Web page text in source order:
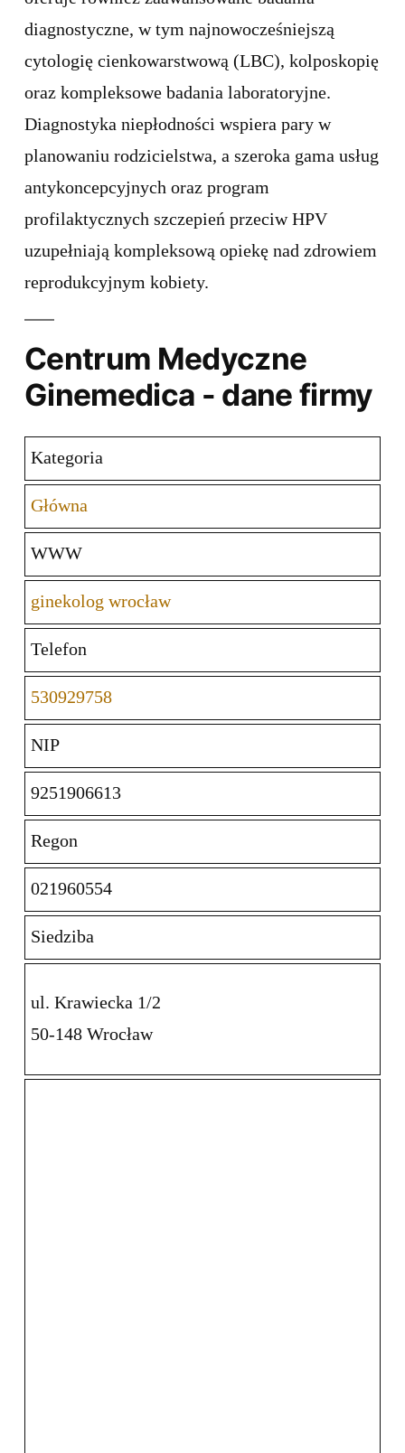
diagnostyczne, w tym najnowocześniejszą
cytologię cienkowarstwową (LBC), kolposkopię
oraz kompleksowe badania laboratoryjne.
Diagnostyka niepłodności wspiera pary w
planowaniu rodzicielstwa, a szeroka gama usług
antykoncepcyjnych oraz program
profilaktycznych szczepień przeciw HPV
uzupełniają kompleksową opiekę nad zdrowiem
reprodukcyjnym kobiety.
Centrum Medyczne
Ginemedica - dane firmy
Kategoria
Główna
WWW
ginekolog wrocław
Telefon
530929758
NIP
9251906613
Regon
021960554
Siedziba
ul. Krawiecka 1/2
50-148 Wrocław